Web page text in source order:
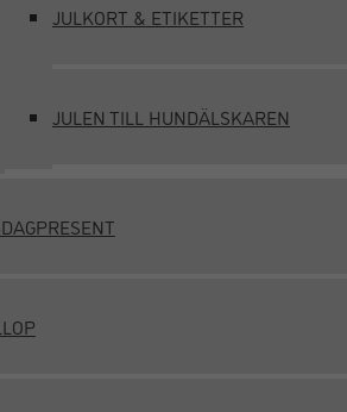
JULKORT & ETIKETTER
JULEN TILL HUNDÄLSKAREN